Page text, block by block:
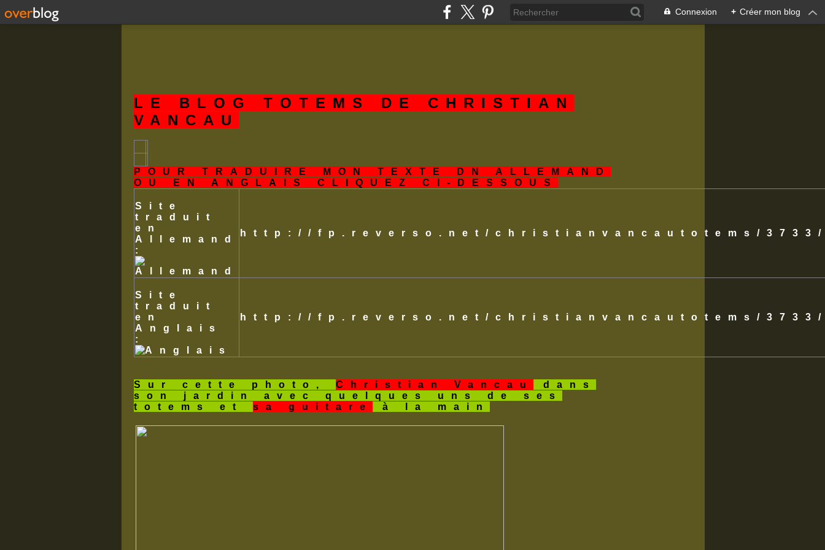
Connexion + Créer mon blog
LE BLOG TOTEMS DE CHRISTIAN
VANCAU
POUR TRADUIRE MON TEXTE DN ALLEMAND
OU EN ANGLAIS CLIQUEZ CI-DESSOUS
Site
traduit
en
Allemand
:
http://fp.reverso.net/christianvancautotems/
Site
traduit
en
Anglais
:
http://fp.reverso.net/christianvancautotems/
Sur cette photo, Christian Vancau
dans
son jardin avec quelques uns de ses
totems et sa guitare à la main